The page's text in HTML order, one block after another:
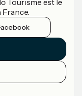
France.